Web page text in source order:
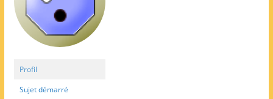
Profil
Sujet démarré